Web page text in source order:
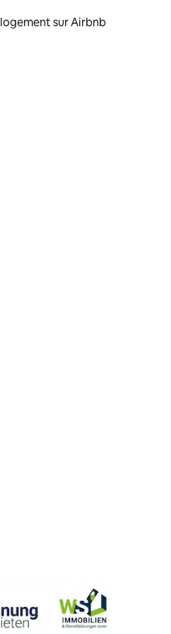
sur Airbnb